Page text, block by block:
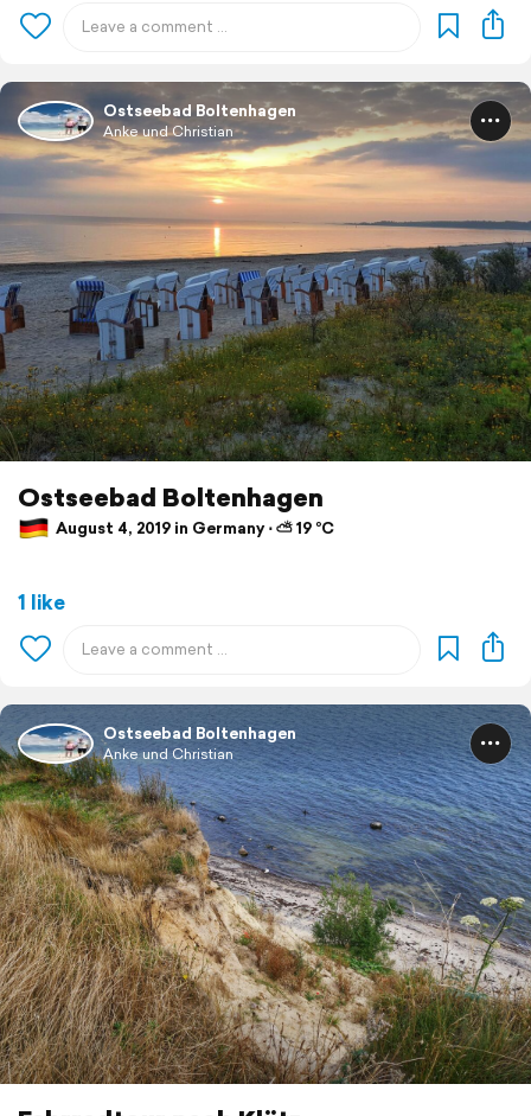
Ostseebad Boltenhagen
Anke und Christian
Ostseebad Boltenhagen
August 4, 2019 in Germany ⋅ ⛅ 19 °C
1 like
Ostseebad Boltenhagen
Anke und Christian